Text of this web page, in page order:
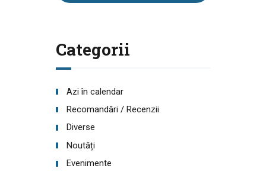
Categorii
Azi în calendar
Recomandări / Recenzii
Diverse
Noutăți
Evenimente